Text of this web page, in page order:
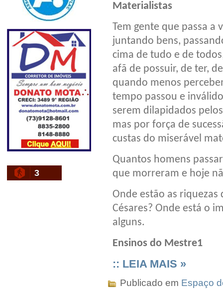
3
Materialistas
Tem gente que passa a
juntando bens,
cima de tudo e de
afã de possuir, de ter,
quando menos
tempo passou e
serem dilapidados
mas por força de
custas do miserável
Quantos homens
que morreram e hoje
Onde estão as
Césares? Onde está o
alguns.
Ensinos do Mestre1
:: LEIA MAIS »
Publicado em Espaço